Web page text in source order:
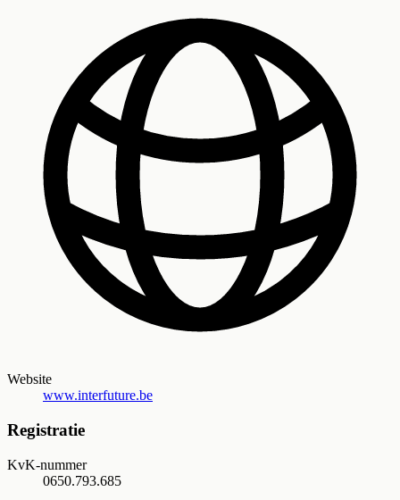
Website
www.interfuture.be
Registratie
KvK-nummer
0650.793.685